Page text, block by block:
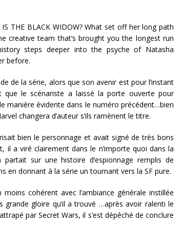
IS THE BLACK WIDOW? What set off her long path
creative team that’s brought you the longest run
steps deeper into the psyche of Natasha
before.
de la série, alors que son avenir est pour l’instant
que le scénariste a laissé la porte ouverte pour
manière évidente dans le numéro précédent…bien
changera d’auteur s’ils ramènent le titre.
bien le personnage et avait signé de très bons
il a viré clairement dans le n’importe quoi dans la
sur une histoire d’espionnage remplis de
en donnant à la série un tournant vers la SF pure.
cohérent avec l’ambiance générale instillée
gloire qu’il a trouvé …après avoir ralenti le
par Secret Wars, il s’est dépêché de conclure